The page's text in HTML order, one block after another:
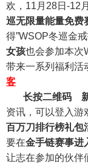
欢，11月28日-12
巡无限量能量免费
得”WSOP冬巡金
女孩也会参加本次
带来一系列福利活
客
长按二维码
资讯，可以登入游
百万刀排行榜礼包
要在金手链赛事进
让志在参加的伙伴